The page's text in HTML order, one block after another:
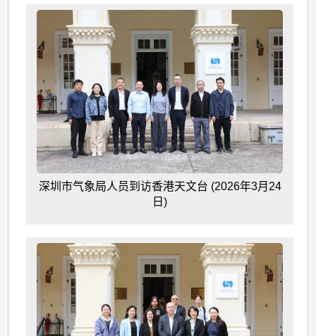
深圳市气象局人员到访香港天文台 (2026年3月24
日)